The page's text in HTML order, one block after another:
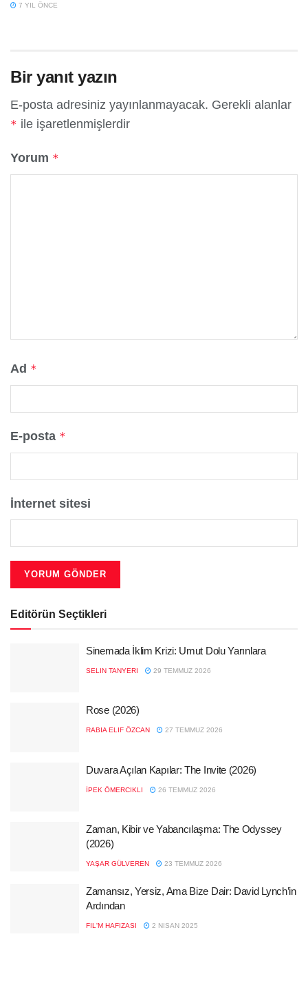
7 YIL ÖNCE
Bir yanıt yazın
E-posta adresiniz yayınlanmayacak. Gerekli alanlar
* ile işaretlenmişlerdir
Yorum *
Ad *
E-posta *
İnternet sitesi
Editörün Seçtikleri
Sinemada İklim Krizi: Umut Dolu Yarınlara
SELIN TANYERI 29 TEMMUZ 2026
Rose (2026)
RABIA ELIF ÖZCAN 27 TEMMUZ 2026
Duvara Açılan Kapılar: The Invite (2026)
İPEK ÖMERCIKLI 26 TEMMUZ 2026
Zaman, Kibir ve Yabancılaşma: The Odyssey
(2026)
YAŞAR GÜLVEREN 23 TEMMUZ 2026
Zamansız, Yersiz, Ama Bize Dair: David Lynch’in
Ardından
FIL'M HAFIZASI 2 NISAN 2025